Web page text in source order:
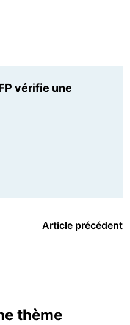
vérifie une
Article précédent
thème